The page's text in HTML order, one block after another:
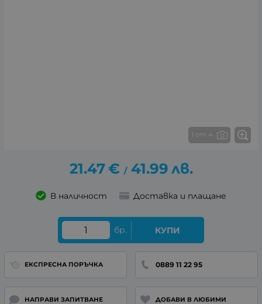
1 от 4
21.47€ / 41.99 лв.
В наличност Доставка и плащане
бр. КУПИ
ЕКСПРЕСНА ПОРЪЧКА 0889 11 22 95
НАПРАВИ ЗАПИТВАНЕ ДОБАВИ В ЛЮБИМИ